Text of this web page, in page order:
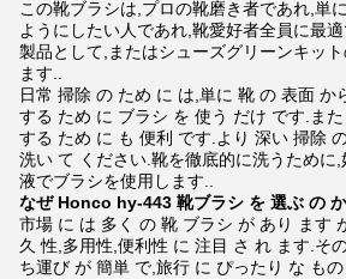
この靴ブラシは,プロの靴磨き者であれ,単
ようにしたい人であれ,靴愛好者全員に最
製品として,またはシューズグリーンキッ
ます..
日常 掃除 の ため に は,単に 靴 の 表面 か
する ため に ブラシ を 使う だけ です.ま
する ため に も 便利 です.より 深い 掃除
洗い て ください.靴を徹底的に洗うために
液でブラシを使用します..
なぜ Honco hy-443 靴ブラシ を 選ぶ の か
市場 に は 多く の 靴 ブラシ が あり ます
久 性,多用性,便利性 に 注目 さ れ ます.そ
ち運び が 簡単 で,旅行 に ぴったり な もの